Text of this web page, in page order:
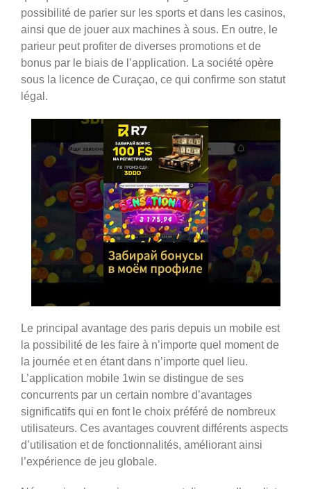
possibilité de parier sur les sports et dans les casinos,
ainsi que de jouer aux machines à sous. En outre, le
parieur peut profiter de diverses promotions et de
bonus par le biais de l’application. La société opère
sous la licence de Curaçao, ce qui confirme son statut
légal.
Le principal avantage des paris depuis un mobile est
la possibilité de les faire à n’importe quel moment de
la journée et en étant dans n’importe quel lieu.
L’application mobile 1win se distingue de ses
concurrents par un certain nombre d’avantages
significatifs qui en font le choix préféré de nombreux
utilisateurs. Ces avantages couvrent différents aspects
d’utilisation et de fonctionnalités, améliorant ainsi
l’expérience de jeu globale.